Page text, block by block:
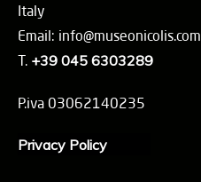
Italy
Email: info@museonicolis.com
T. +39 045 6303289
P.iva 03062140235
Privacy Policy